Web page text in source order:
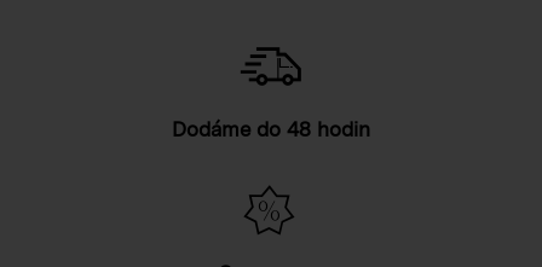
Dodáme do 48 hodin